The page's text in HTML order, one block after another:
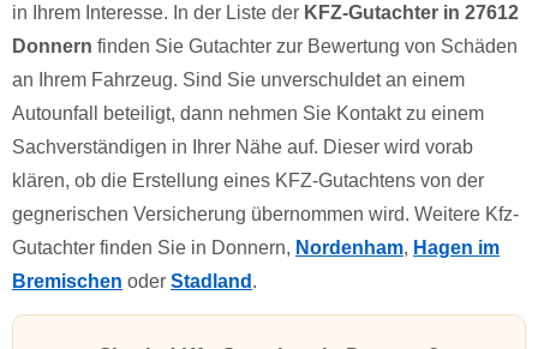
in Ihrem Interesse. In der Liste der KFZ-Gutachter in 27612
Donnern finden Sie Gutachter zur Bewertung von Schäden
an Ihrem Fahrzeug. Sind Sie unverschuldet an einem
Autounfall beteiligt, dann nehmen Sie Kontakt zu einem
Sachverständigen in Ihrer Nähe auf. Dieser wird vorab
klären, ob die Erstellung eines KFZ-Gutachtens von der
gegnerischen Versicherung übernommen wird. Weitere Kfz-
Gutachter finden Sie in Donnern, Nordenham, Hagen im
Bremischen oder Stadland .